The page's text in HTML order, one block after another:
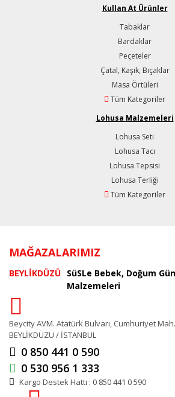
Kullan At Ürünler
Tabaklar
Bardaklar
Peçeteler
Çatal, Kaşık, Bıçaklar
Masa Örtüleri
Tüm Kategoriler
Lohusa Malzemeleri
Lohusa Seti
Lohusa Tacı
Lohusa Tepsisi
Lohusa Terliği
Tüm Kategoriler
MAĞAZALARIMIZ
BEYLİKDÜZÜ SüSLe Bebek, Doğum
Malzemeleri
Beycity AVM. Atatürk Bulvarı, Cumhuriyet
BEYLİKDÜZÜ / İSTANBUL
0 850 441 0 590
0 530 956 1 333
Kargo Destek Hattı : 0 850 441 0 590